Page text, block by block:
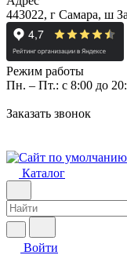
443022, г Самара, ш
Режим работы
Пн. – Пт.: с 8:00 до
Заказать звонок
Каталог
Войти